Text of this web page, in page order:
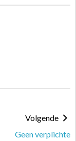
Volgende
Geen verplichte